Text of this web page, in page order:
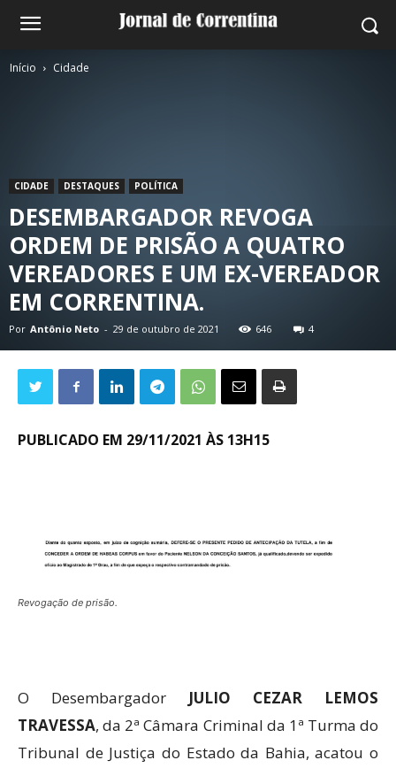
Início Cidade
CIDADE DESTAQUES POLÍTICA
DESEMBARGADOR REVOGA
ORDEM DE PRISÃO A QUATRO
VEREADORES E UM EX-VEREADOR
EM CORRENTINA.
Por Antônio Neto - 29 de outubro de 2021 646 4
PUBLICADO EM 29/11/2021 ÀS 13H15
Revogação de prisão.
O Desembargador JULIO CEZAR LEMOS
TRAVESSA, da 2ª Câmara Criminal da 1ª Turma do
Tribunal de Justiça do Estado da Bahia, acatou o